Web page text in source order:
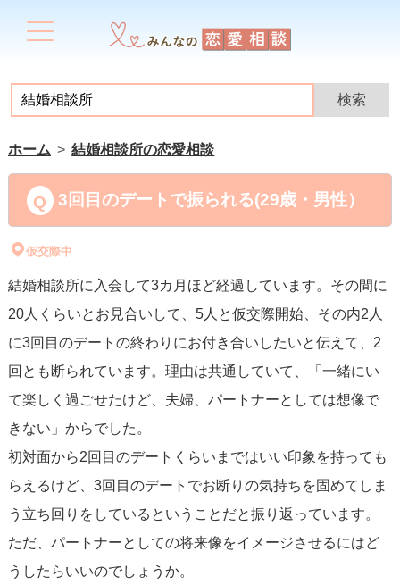
ホーム 結婚相談所の恋愛相談
3回目のデートで振られる(29歳・男性）
仮交際中
結婚相談所に入会して3カ月ほど経過しています。その間に
20人くらいとお見合いして、5人と仮交際開始、その内2人
に3回目のデートの終わりにお付き合いしたいと伝えて、2
回とも断られています。理由は共通していて、「一緒にい
て楽しく過ごせたけど、夫婦、パートナーとしては想像で
きない」からでした。
初対面から2回目のデートくらいまではいい印象を持っても
らえるけど、3回目のデートでお断りの気持ちを固めてしま
う立ち回りをしているということだと振り返っています。
ただ、パートナーとしての将来像をイメージさせるにはど
うしたらいいのでしょうか。